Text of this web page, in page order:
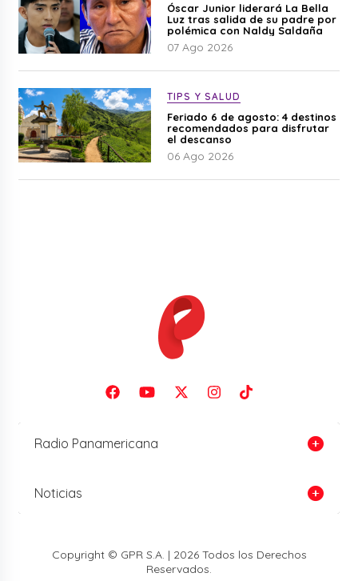
Óscar Junior liderará La Bella
Luz tras salida de su padre por
polémica con Naldy Saldaña
07 Ago 2026
TIPS Y SALUD
Feriado 6 de agosto: 4 destinos
recomendados para disfrutar
el descanso
06 Ago 2026
Radio Panamericana
Noticias
Copyright © GPR S.A. | 2026 Todos los Derechos
Reservados.